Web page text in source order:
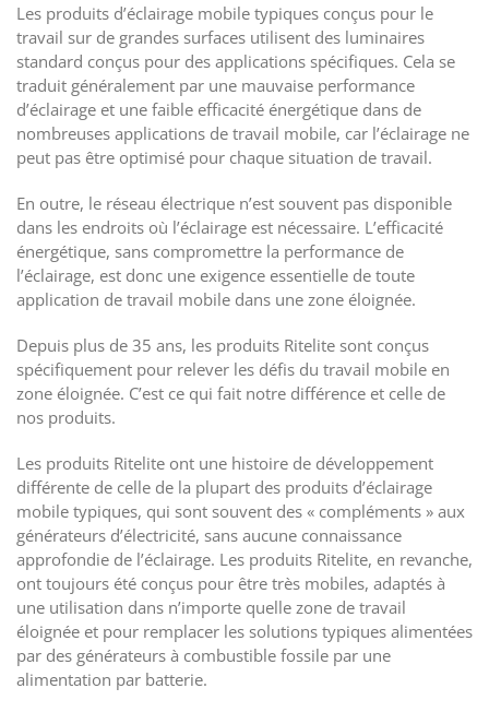
Les produits d’éclairage mobile typiques conçus pour le
travail sur de grandes surfaces utilisent des luminaires
standard conçus pour des applications spécifiques. Cela se
traduit généralement par une mauvaise performance
d’éclairage et une faible efficacité énergétique dans de
nombreuses applications de travail mobile, car l’éclairage ne
peut pas être optimisé pour chaque situation de travail.
En outre, le réseau électrique n’est souvent pas disponible
dans les endroits où l’éclairage est nécessaire. L’efficacité
énergétique, sans compromettre la performance de
l’éclairage, est donc une exigence essentielle de toute
application de travail mobile dans une zone éloignée.
Depuis plus de 35 ans, les produits Ritelite sont conçus
spécifiquement pour relever les défis du travail mobile en
zone éloignée. C’est ce qui fait notre différence et celle de
nos produits.
Les produits Ritelite ont une histoire de développement
différente de celle de la plupart des produits d’éclairage
mobile typiques, qui sont souvent des « compléments » aux
générateurs d’électricité, sans aucune connaissance
approfondie de l’éclairage. Les produits Ritelite, en revanche,
ont toujours été conçus pour être très mobiles, adaptés à
une utilisation dans n’importe quelle zone de travail
éloignée et pour remplacer les solutions typiques alimentées
par des générateurs à combustible fossile par une
alimentation par batterie.